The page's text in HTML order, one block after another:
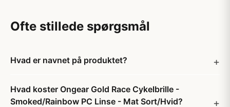
Ofte stillede spørgsmål
Hvad er navnet på produktet?
Hvad koster Ongear Gold Race Cykelbrille -
Smoked/Rainbow PC Linse - Mat Sort/Hvid?